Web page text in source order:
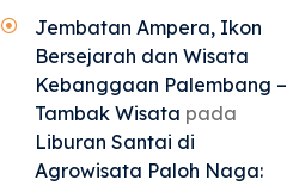
Jembatan Ampera, Ikon
Bersejarah dan Wisata
Kebanggaan Palembang –
Tambak Wisata pada
Liburan Santai di
Agrowisata Paloh Naga: